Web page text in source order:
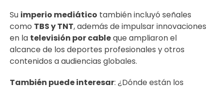
Su imperio mediático también incluyó señales
como TBS y TNT, además de impulsar innovaciones
en la televisión por cableque ampliaron el
alcance de los deportes profesionales y otros
contenidos a audiencias globales.
También puede interesar: ¿Dónde están los